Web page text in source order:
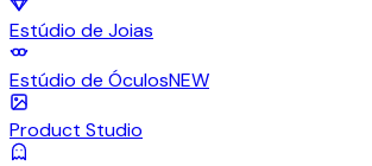
Estúdio de Joias
Estúdio de ÓculosNEW
Product Studio